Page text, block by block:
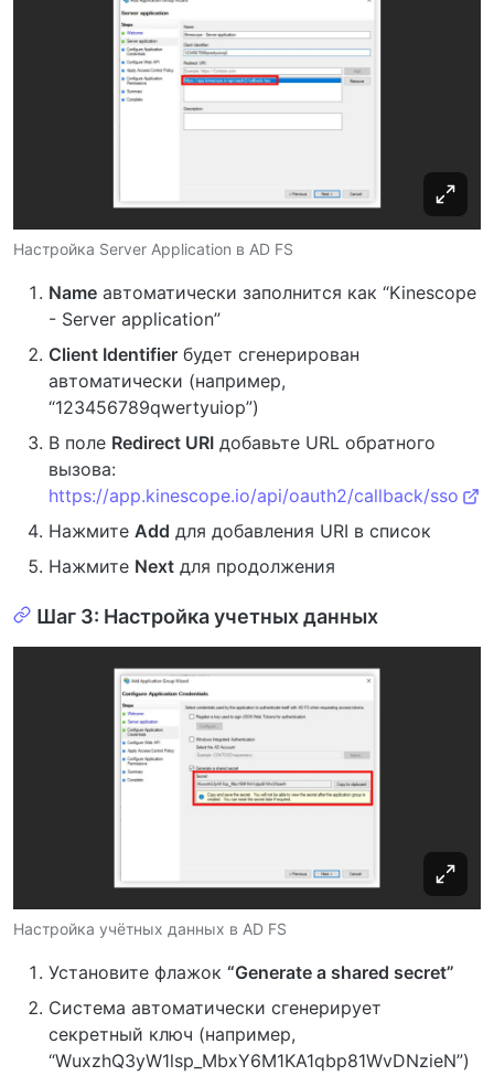
Настройка Server Application в AD FS
Name автоматически заполнится как “Kinescope
- Server application”
Client Identifier будет сгенерирован
автоматически (например,
“123456789qwertyuiop”)
В поле Redirect URI добавьте URL обратного
вызова:
https://app.kinescope.io/api/oauth2/callback/sso
Нажмите Add для добавления URI в список
Нажмите Next для продолжения
Шаг 3: Настройка учетных данных
Настройка учётных данных в AD FS
Установите флажок “Generate a shared secret”
Система автоматически сгенерирует
секретный ключ (например,
“WuxzhQ3yW1lsp_MbxY6M1KA1qbp81WvDNzieN”)